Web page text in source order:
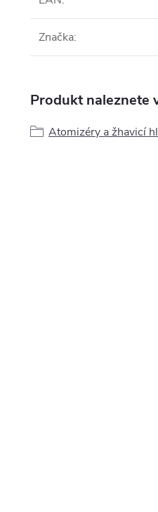
Značka:
Produkt naleznete
Atomizéry a žhavicí